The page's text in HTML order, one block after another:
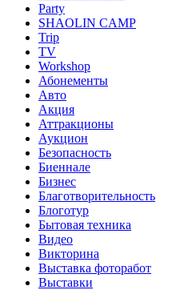
Party
SHAOLIN CAMP
Trip
TV
Workshop
Абонементы
Авто
Акция
Аттракционы
Аукцион
Безопасность
Биеннале
Бизнес
Благотворительность
Блоготур
Бытовая техника
Видео
Викторина
Выставка фоторабот
Выставки